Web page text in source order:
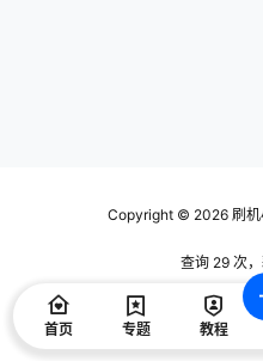
Copyright © 2026刷机
查询 29 次
首页 专题 教程